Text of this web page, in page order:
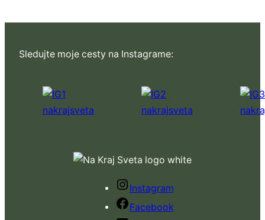
Sledujte moje cesty na Instagrame:
Instagram
Facebook